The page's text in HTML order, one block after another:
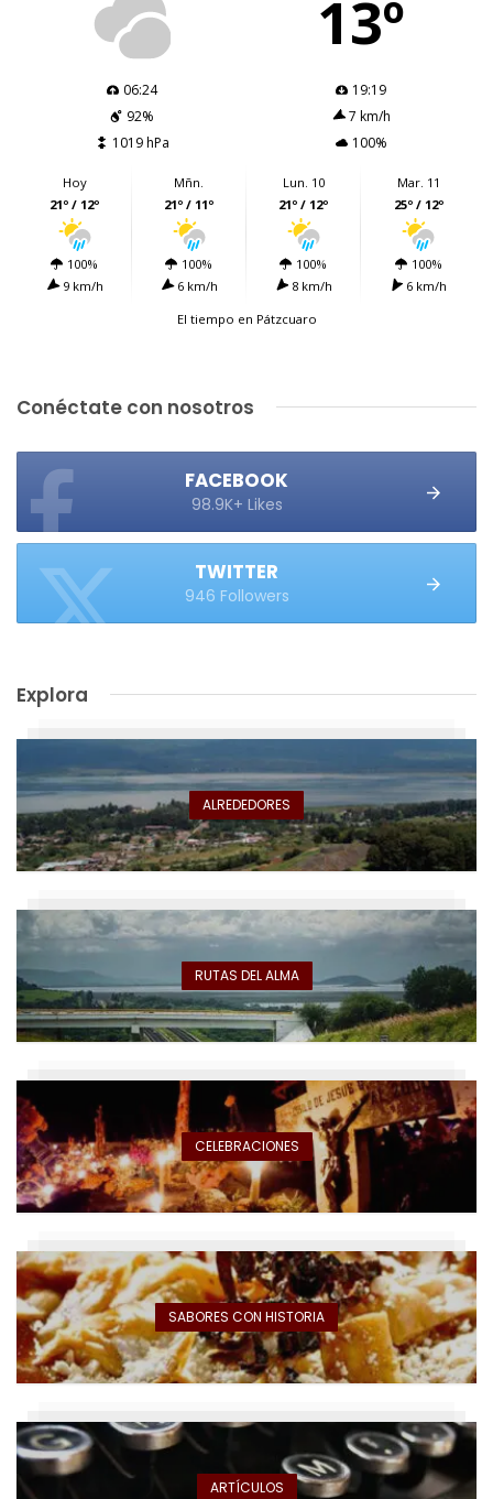
13º
06:24
19:19
92%
7 km/h
1019 hPa
100%
Hoy
21º / 12º
100%
9 km/h
Mñn.
21º / 11º
100%
6 km/h
Lun. 10
21º / 12º
100%
8 km/h
Mar. 11
25º / 12º
100%
6 km/h
El tiempo en Pátzcuaro
Conéctate con nosotros
FACEBOOK
98.9K+ Likes
TWITTER
946 Followers
Explora
ALREDEDORES
RUTAS DEL ALMA
CELEBRACIONES
SABORES CON HISTORIA
ARTÍCULOS